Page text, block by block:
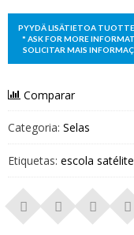
Comparar
Categoria: Selas
Etiquetas: escola satélite